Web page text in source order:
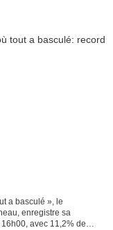
a basculé », le
enregistre sa
avec 11,2% de